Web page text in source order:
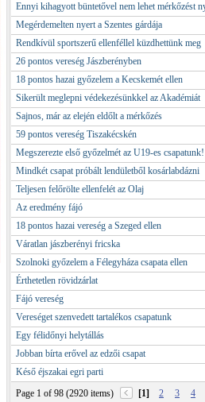
Ennyi kihagyott büntetővel nem lehet mérkőzést
Megérdemelten nyert a Szentes gárdája
Rendkívül sportszerű ellenféllel küzdhettünk meg
26 pontos vereség Jászberényben
18 pontos hazai győzelem a Kecskemét ellen
Sikerült meglepni védekezésünkkel az Akadémiát
Sajnos, már az elején eldőlt a mérkőzés
59 pontos vereség Tiszakécskén
Megszerezte első győzelmét az U19-es csapatunk!
Mindkét csapat próbált lendületből kosárlabdázni
Teljesen felőrölte ellenfelét az Olaj
Az eredmény fájó
18 pontos hazai vereség a Szeged ellen
Váratlan jászberényi fricska
Szolnoki győzelem a Félegyháza csapata ellen
Érthetetlen rövidzárlat
Fájó vereség
Vereséget szenvedett tartalékos csapatunk
Egy félidőnyi helytállás
Jobban bírta erővel az edzői csapat
Késő éjszakai egri parti
Page 1 of 98 (2920 items)
[1] 2 3 4